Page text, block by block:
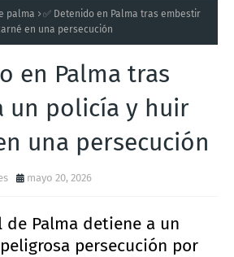
palma
✅ Detenido en Palma tras embestir
en una persecución
en Palma tras
un policía y huir
una persecución
mayo 20, 2026
de Palma detiene a un
persecución por